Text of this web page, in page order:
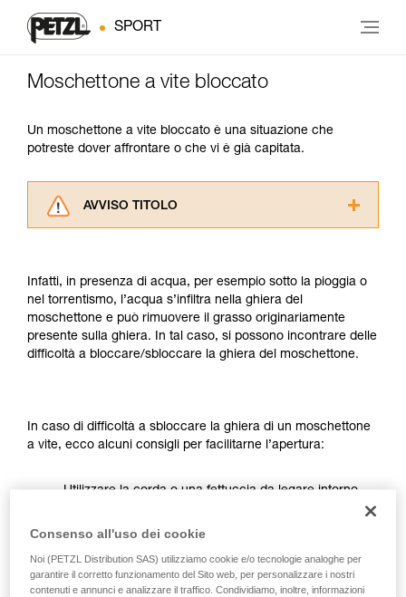
SPORT
Moschettone a vite bloccato
Un moschettone a vite bloccato è una situazione che
potreste dover affrontare o che vi è già capitata.
AVVISO TITOLO
consultarlo. Dovete aver compreso le
informazioni dell’istruzione tecnica per poter
capire queste ulteriori informazioni.
La padronanza di queste tecniche richiede una
formazione ed un addestramento specifico.
Forniamo esempi di tecniche relative alla vostra
attività. Ne possono esistere altre che non
Infatti, in presenza di acqua, per esempio sotto la pioggia o
nel torrentismo, l’acqua s’infiltra nella ghiera del
moschettone e può rimuovere il grasso originariamente
presente sulla ghiera. In tal caso, si possono incontrare delle
difficoltà a bloccare/sbloccare la ghiera del moschettone.
In caso di difficoltà a sbloccare la ghiera di un moschettone
a vite, ecco alcuni consigli per facilitarne l’apertura:
Utilizzare la corda o una fettuccia da legare intorno
Consenso all'uso dei cookie
Noi (PETZL Distribution SAS) utilizziamo cookie e/o tecnologie analoghe per
garantire il corretto funzionamento del Sito web, per personalizzare i nostri
contenuti e annunci e analizzare il traffico. Condividiamo, inoltre, informazioni